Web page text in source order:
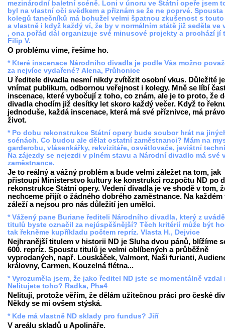
mezinárodní baletní scéně. Loni v únoru ve Státní opeře jsem
byl na vlastní oči svědkem a přiznám se že ne poprvé. Spousta
kolegů tanečníků má bohužel velmi špatnou zkušenost s
a vlastně i když každý ví, že by v normálním státě již seděla ve
, ona pořád dál organizuje své minusové projekty a prochází jí
Filip V.
O problému víme, řešíme ho.
* Které inscenace Národního divadla je podle Vás možno
za nejvíce vydařené? Alena, Průhonice
U ředitele divadla nesmí nikdy zvítězit osobní vkus. Důležité je
vnímat publikum, odbornou veřejnost i kolegy. Mně se líbí
inscenace, které vybočují z toho, co znám, ale je to proto, že
divadla chodím již desítky let skoro každý večer. Když to
jednoduše, každá inscenace, která má své příznivce, má
život.
* Po dobu rekonstrukce Státní opery bude soubor hrát na
scénách. Co budou ale dělat ostatní zaměstnanci? Mám na
garderobu, vlásenkářky, rekvizitáře, osvětlovače, jevištní
Na zájezdy se nejezdi v plném stavu a Národní divadlo má své
zaměstnance.
Je to reálný a vážný problém a bude velmi záležet na tom, jak
přistoupí Ministerstvo kultury ke konstrukci rozpočtu ND po
rekonstrukce Státní opery. Vedení divadla je ve shodě v tom,
nechceme přijít o žádného dobrého zaměstnance. Na
záleží a nejsou pro nás důležití jen umělci.
* Vážený pane Buriane řediteli Národního divadla, který z
titulů byste označil za nejúspěšnější? Těch kritérií může být
tak řekněme kupříkladu počtem repríz. Vlasta H., Dejvice
Nejhranější titulem v historii ND je Sluha dvou pánů, blížíme
600. repríz. Spoustu titulů je velmi oblíbených a průběžně
vyprodaných, např. Louskáček, Valmont, Naši furianti,
královny, Carmen, Kouzelná flétna...
* Vyrozuměla jsem, že jako ředitel ND jste se momentálně vzdal
Nelitujete toho? Radka, Pha4
Nelituji, protože věřím, že dělám užitečnou práci pro české
Někdy se mi ovšem stýská.
* Kde má vlastně ND sklady pro fundus? Jiří
V areálu skladů u Apolináře.